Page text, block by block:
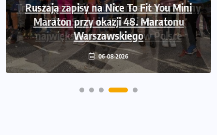
Ruszają zapisy na Nice To Fit You Mini
Maraton przy okazji 48. Maratonu
Warszawskiego
06-08-2026